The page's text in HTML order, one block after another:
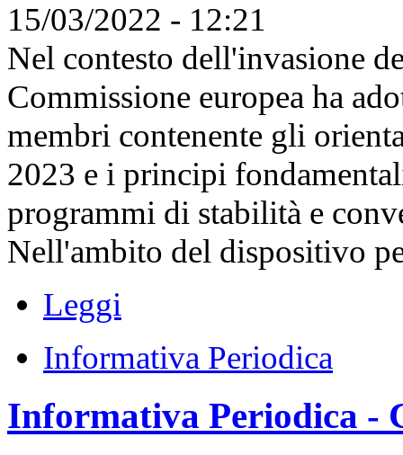
15/03/2022 - 12:21
Nel contesto dell'invasione
Commissione europea ha
membri contenente gli
2023 e i principi
programmi di stabilità e
Nell'ambito del dispositivo
Leggi
Informativa Periodica
Informativa Periodica -